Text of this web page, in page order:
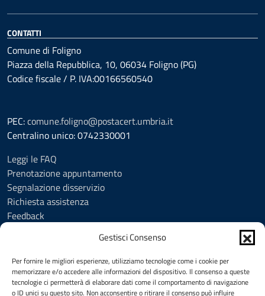
Gestisci Consenso
Per fornire le migliori esperienze, utilizziamo tecnologie come i cookie per
memorizzare e/o accedere alle informazioni del dispositivo. Il consenso a queste
tecnologie ci permetterà di elaborare dati come il comportamento di navigazione
o ID unici su questo sito. Non acconsentire o ritirare il consenso può influire
CONTATTI
Comune di Foligno
Piazza della Repubblica, 10, 06034 Foligno (PG)
Codice fiscale / P. IVA:00166560540
PEC:comune.foligno@postacert.umbria.it
Centralino unico: 0742330001
Leggi le FAQ
Prenotazione appuntamento
Segnalazione disservizio
Richiesta assistenza
Feedback
Informativa privacy
Cookie Policy (UE)
Social Media Policy